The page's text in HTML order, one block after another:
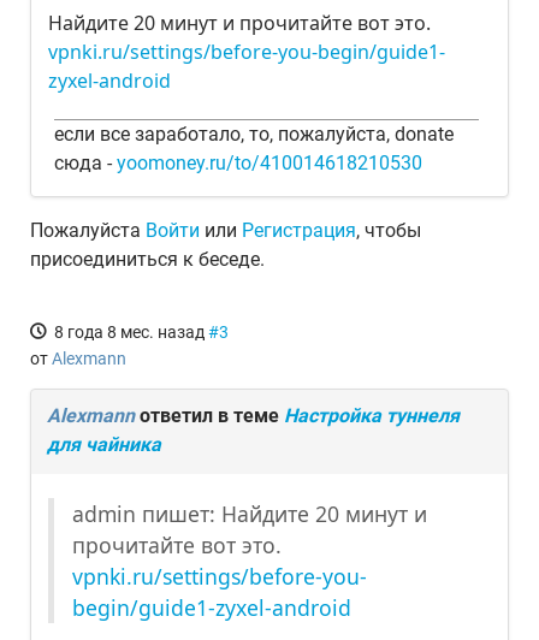
Найдите 20 минут и прочитайте вот это.
vpnki.ru/settings/before-you-begin/guide1-
zyxel-android
если все заработало, то, пожалуйста, donate
сюда -yoomoney.ru/to/410014618210530
Пожалуйста Войти или Регистрация, чтобы
присоединиться к беседе.
8 года 8 мес. назад #3
отAlexmann
Alexmannответил в теме Настройка туннеля
для чайника
admin пишет: Найдите 20 минут и
прочитайте вот это.
vpnki.ru/settings/before-you-
begin/guide1-zyxel-android